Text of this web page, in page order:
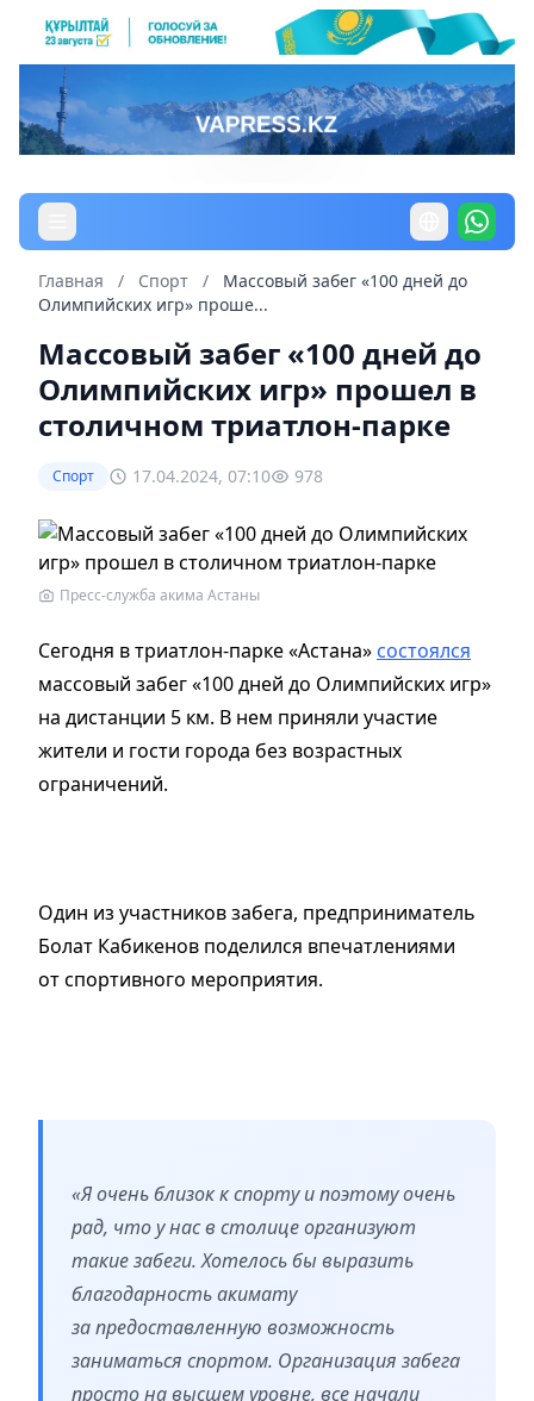
Главная / Спорт /
Массовый забег «100 дней до
Олимпийских игр» проше...
Массовый забег «100 дней до
Олимпийских игр» прошел в
столичном триатлон-парке
Спорт 17.04.2024, 07:10 978
Пресс-служба акима Астаны
Сегодня в триатлон-парке «Астана» состоялся
массовый забег «100 дней до Олимпийских игр»
на дистанции 5 км. В нем приняли участие
жители и гости города без возрастных
ограничений.
Один из участников забега, предприниматель
Болат Кабикенов поделился впечатлениями
от спортивного мероприятия.
«Я очень близок к спорту и поэтому очень
рад, что у нас в столице организуют
такие забеги. Хотелось бы выразить
благодарность акимату
за предоставленную возможность
заниматься спортом. Организация забега
просто на высшем уровне, все начали